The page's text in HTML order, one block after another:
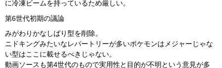
に冷凍ビームを持っているため厳しい。
第6世代初期の議論
みがわりかなしばり型を削除。
ニドキングみたいなレパートリーが多いポケモンはメジャーじゃな
い型はここに載せるべきじゃない。
動画ソースも第4世代のもので実用性と目的が不明という意見が多